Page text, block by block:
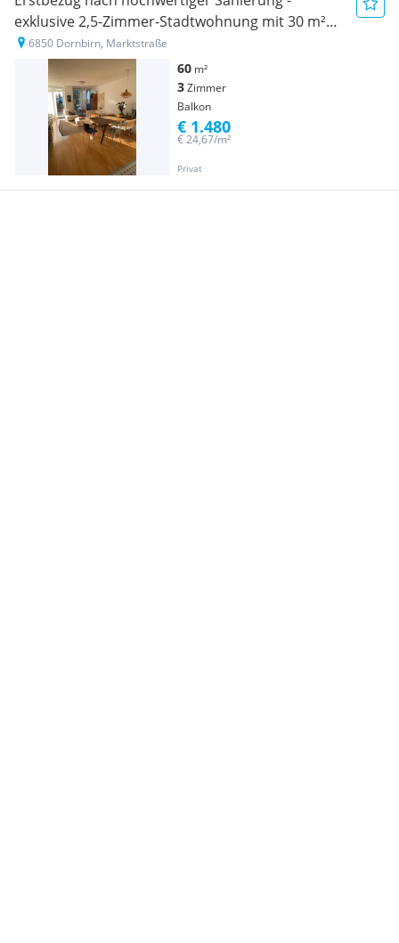
exklusive 2,5-Zimmer-Stadtwohnung mit 30 m²
Sonnenterrasse in Dornbirn
6850 Dornbirn, Marktstraße
60 m²
3Zimmer
Balkon
Privat
€ 24,67/m²
€ 1.480